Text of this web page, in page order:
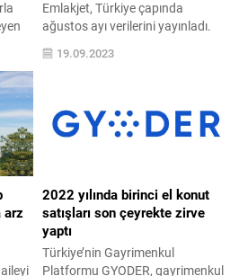
CK
Emlakjet, Türkiye çapında
ağustos ayı verilerini yayınladı.
Buna göre ağustos ayında
Türkiye genelinde önceki aya göre
Emlakjet verilerine göre ayrıca
satılık konut fiyat değişiminde
çok arama...
19.09.2023
arz
2022 yılında birinci el konut
satışları son çeyrekte zirve
yaptı
Türkiye’nin Gayrimenkul
Platformu GYODER, gayrimenkul